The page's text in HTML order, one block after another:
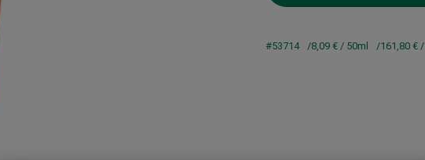
#53714 8,09 € / 50ml 161,80 € / l